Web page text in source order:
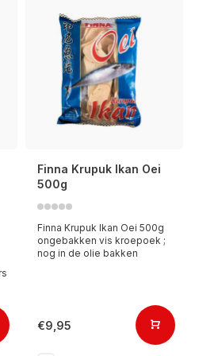
Finna Krupuk Ikan Oei
500g
Finna Krupuk Ikan Oei 500g
ongebakken vis kroepoek ;
nog in de olie bakken
€9,95